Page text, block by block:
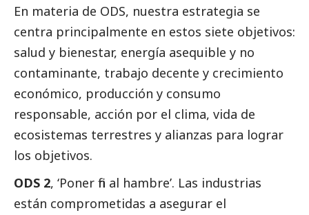
En materia de ODS, nuestra estrategia se
centra principalmente en estos siete objetivos:
salud y bienestar, energía asequible y no
contaminante, trabajo decente y crecimiento
económico, producción y consumo
responsable, acción por el clima, vida de
ecosistemas terrestres y alianzas para lograr
los objetivos.
ODS 2, ‘Poner fin al hambre’. Las industrias
están comprometidas a asegurar el